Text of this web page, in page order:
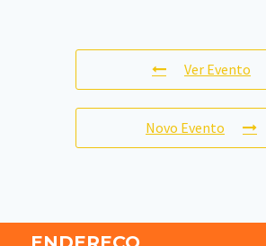
Ver Evento
Novo Evento